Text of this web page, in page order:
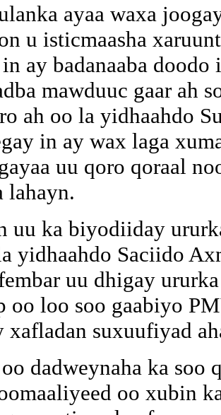
ayaa waxa
u isticmaasha
in ay badanaaba
mawduuc gaar ah
ah oo la yidhaahdo
in ay wax laga
uu qoro qoraal
lahayn.
uu ka biyodiiday
yidhaahdo Saciido
uu dhigay
oo loo soo gaabiyo
xafladan suxuufiyad
dadweynaha ka soo
oo xubin